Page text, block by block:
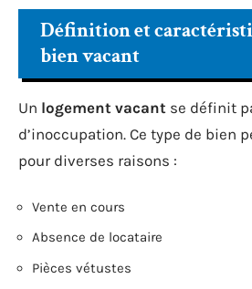
Définition et
bien vacant
Un logement vacant se définit
d’inoccupation. Ce type de bien
pour diverses raisons :
Vente en cours
Absence de locataire
Pièces vétustes